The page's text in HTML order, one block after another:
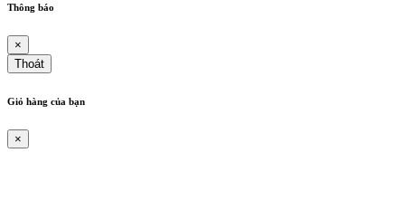
Thông báo
×
Thoát
Giỏ hàng của bạn
×